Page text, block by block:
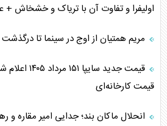
اولیفرا و تفاوت آن با تریاک و خشخاش
مریم همتیان از اوج در سینما تا
قیمت جدید
قیمت کارخانه‌ای
انحلال ماکان بند؛ جدایی امیر مقاره و